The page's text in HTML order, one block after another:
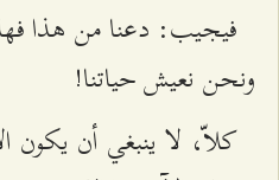
فيجيب: دعنا من هذا
ونحن نعيش حياتنا!
كلاّ، لا ينبغي أن